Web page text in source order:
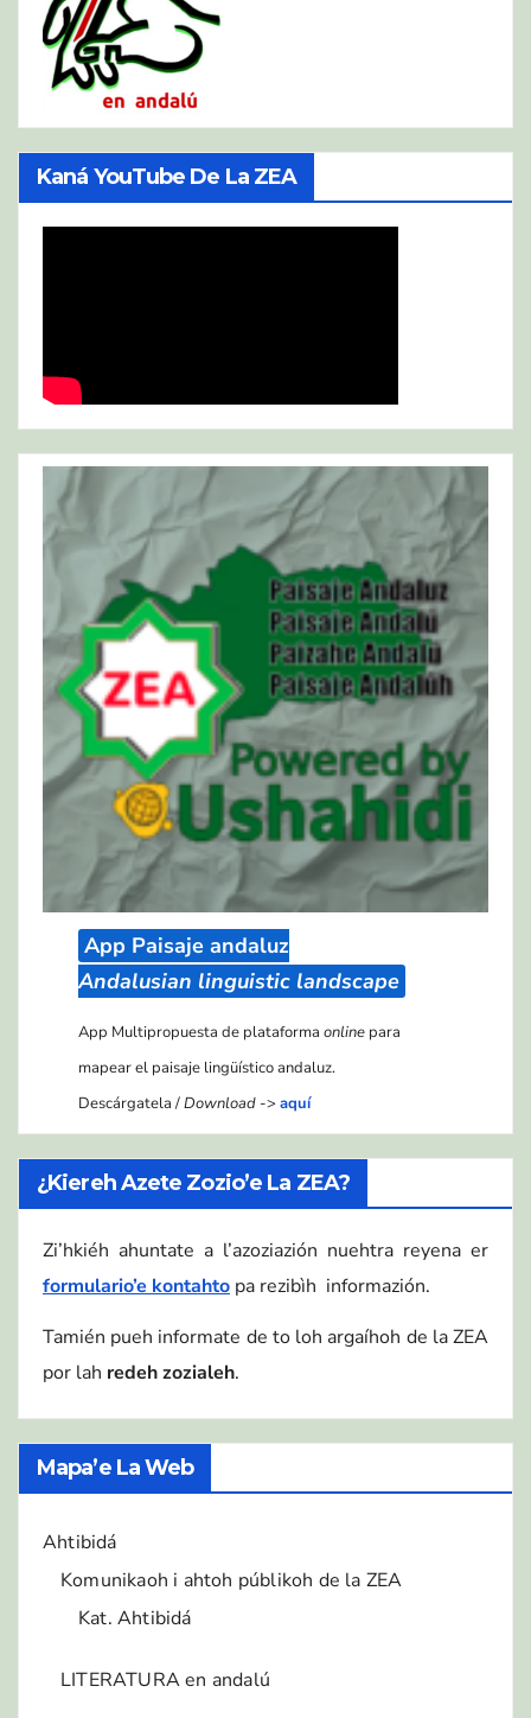
Kaná YouTube De La ZEA
App Paisaje andaluz
Andalusian linguistic landscape
App Multipropuesta de plataformaonline para
mapear el paisaje lingüístico andaluz.
Descárgatela /Download ->aquí
¿Kiereh Azete Zozio’e La ZEA?
Zi’hkiéh ahuntate a l’azoziazión nuehtra reyena er
formulario’e kontahto pa rezibìh informazión.
Tamién pueh informate de to loh argaíhoh de la ZEA
por lah redeh zozialeh.
Mapa’e La Web
Ahtibidá
Komunikaoh i ahtoh públikoh de la ZEA
Kat. Ahtibidá
LITERATURA en andalú